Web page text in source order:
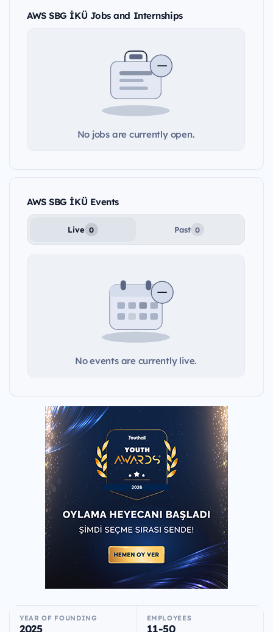
AWS SBG İKÜ Jobs and Internships
No jobs are currently open.
AWS SBG İKÜ Events
Live 0 Past 0
No events are currently live.
YEAR OF FOUNDING
2025
EMPLOYEES
11-50